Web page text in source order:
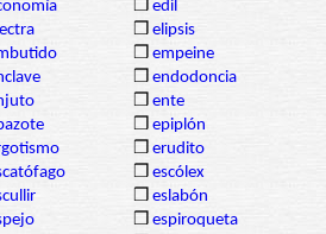
❒ edil
❒ elipsis
❒ empeine
❒ endodoncia
❒ ente
❒ epiplón
❒ erudito
❒ escólex
❒ eslabón
❒ espiroqueta